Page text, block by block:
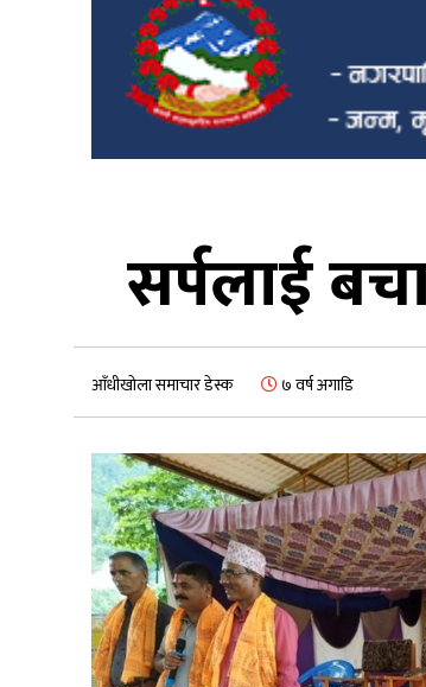
सर्पलाई
आँधीखोला समाचार डेस्क ७ वर्ष अगाडि